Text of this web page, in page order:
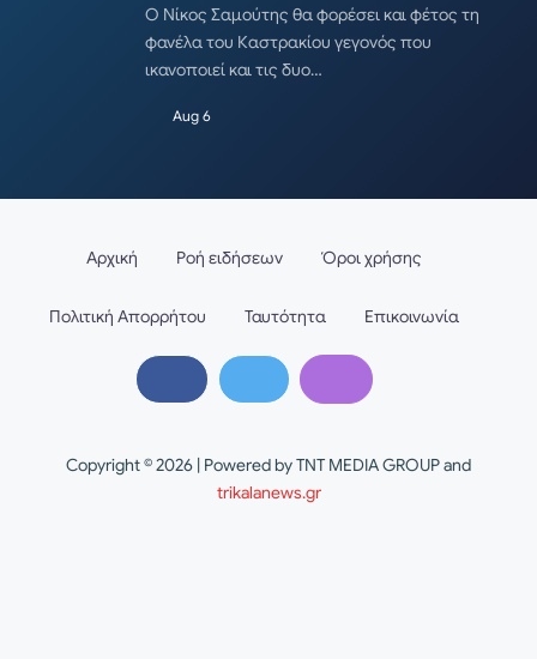
Ο Νίκος Σαμούτης θα φορέσει και φέτος τη
φανέλα του Καστρακίου γεγονός που
ικανοποιεί και τις δυο…
Aug 6
Copyright © 2026 | Powered by TNT MEDIA GROUP and
trikalanews.gr
Αρχική Ροή ειδήσεων Όροι χρήσης
Πολιτική Απορρήτου Ταυτότητα Επικοινωνία